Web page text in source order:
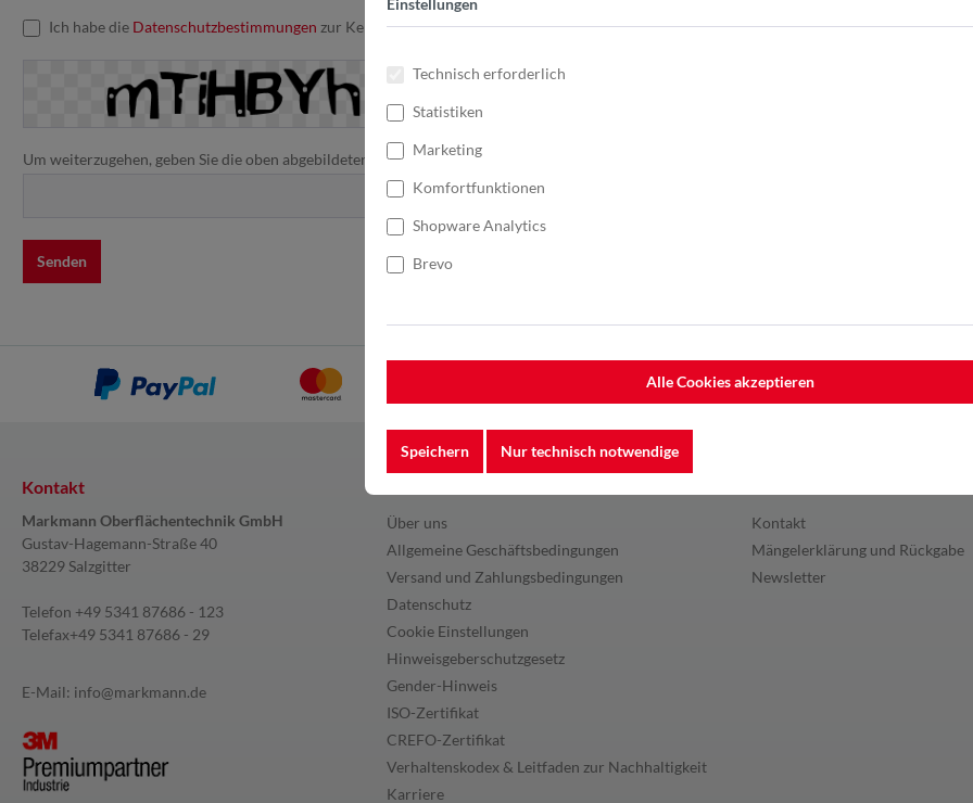
Ich habe die Datenschutzbestimmungen zur Kenntnis genommen und erkenne diese an. *
Um weiterzugehen, geben Sie die oben abgebildeten Zeichen ein*
Senden
Kontakt
Markmann Oberflächentechnik GmbH
Gustav-Hagemann-Straße 40
38229 Salzgitter
Telefon +49 5341 87686 - 123
Telefax+49 5341 87686 - 29
E-Mail: info@markmann.de
Über uns
Allgemeine Geschäftsbedingungen
Versand und Zahlungsbedingungen
Datenschutz
Cookie Einstellungen
Hinweisgeberschutzgesetz
Gender-Hinweis
ISO-Zertifikat
CREFO-Zertifikat
Verhaltenskodex & Leitfaden zur Nachhaltigkeit
Karriere
Kontakt
Mängelerklärung und Rückgabe
Newsletter
Einstellungen
Technisch erforderlich
Statistiken
Marketing
Komfortfunktionen
Shopware Analytics
Brevo
Alle Cookies akzeptieren
Speichern Nur technisch notwendige